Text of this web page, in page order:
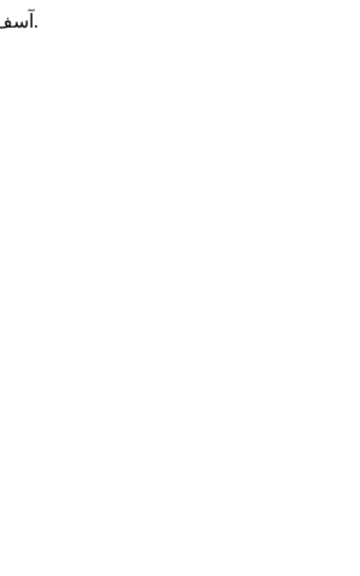
آسف ليس لدينا هذا المورد.